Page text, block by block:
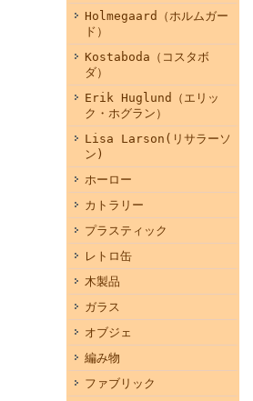
Holmegaard（ホルムガー
ド）
Kostaboda（コスタボ
ダ）
Erik Huglund（エリッ
ク・ホグラン）
Lisa Larson(リサラーソ
ン)
ホーロー
カトラリー
プラスティック
レトロ缶
木製品
ガラス
オブジェ
編み物
ファブリック